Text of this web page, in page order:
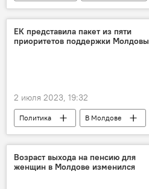
Аэропорт
стрельба
ЕК представила пакет из пяти
приоритетов поддержки Молдовы
2 июля 2023, 19:32
Политика
В Молдове
Европейский союз
помощь
Возраст выхода на пенсию для
женщин в Молдове изменился